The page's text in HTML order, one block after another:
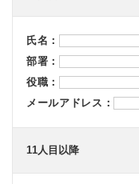
氏名：
部署：
役職：
メールアドレス：
11人目以降